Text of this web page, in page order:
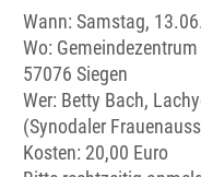
Wann: Samstag,
Wo:
57076 Siegen
Wer: Betty Bach,
(Synodaler
Kosten: 20,00 Euro